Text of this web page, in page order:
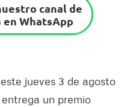
canal de
en WhatsApp
jueves 3 de agosto
un premio